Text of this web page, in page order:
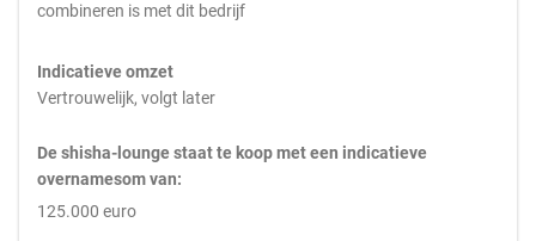
combineren is met dit bedrijf
Indicatieve omzet
Vertrouwelijk, volgt later
De shisha-lounge staat te koop met een indicatieve
overnamesom van:
125.000 euro